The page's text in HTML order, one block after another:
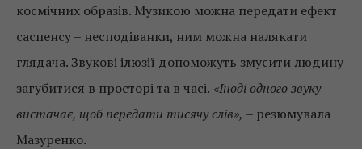
космічних образів. Музикою можна передати ефект
саспенсу – несподіванки, ним можна налякати
глядача. Звукові ілюзії допоможуть змусити людину
загубитися в просторі та в часі. «Іноді одного звуку
вистачає, щоб передати тисячу слів», – резюмувала
Мазуренко.